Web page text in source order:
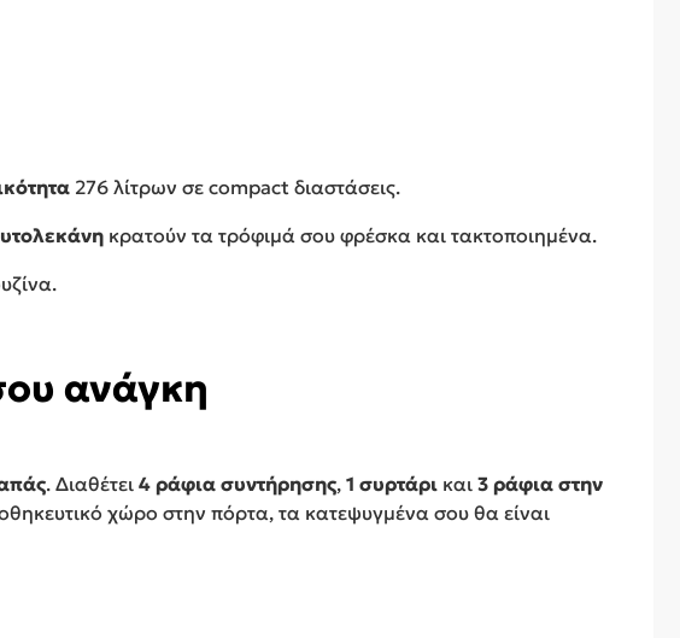
276 λίτρων σε compact διαστάσεις.
κρατούν τα τρόφιμά σου φρέσκα και τακτοποιημένα.
ανάγκη
. Διαθέτει 4 ράφια συντήρησης, 1 συρτάρι και 3 ράφια στην
χώρο στην πόρτα, τα κατεψυγμένα σου θα είναι